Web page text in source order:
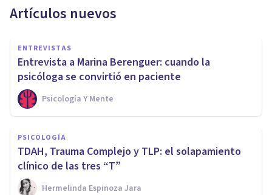
Artículos nuevos
ENTREVISTAS
Entrevista a Marina Berenguer: cuando la
psicóloga se convirtió en paciente
Psicología Y Mente
PSICOLOGÍA
TDAH, Trauma Complejo y TLP: el solapamiento
clínico de las tres “T”
Hermelinda Espinoza Jara